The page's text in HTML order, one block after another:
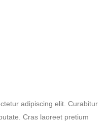
adipiscing elit. Curabitur
Cras laoreet pretium